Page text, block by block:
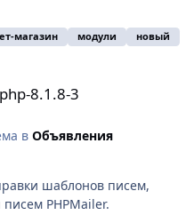
магазин модули новый
8.1.8-3
в Объявления
шаблонов писем,
PHPMailer.